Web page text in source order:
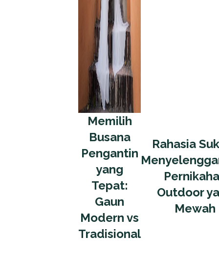
Memilih
Busana
Pengantin
yang
Tepat:
Gaun
Modern vs
Tradisional
Rahasia
Outdoor
Mewah